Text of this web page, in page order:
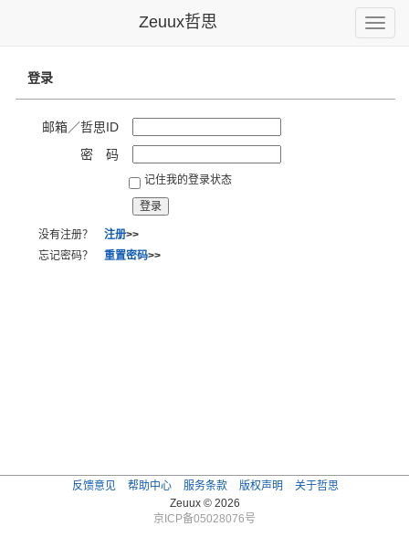
Toggle
Zeuux哲思
登录
邮箱／哲思ID
密 码
记住我的登录状态
没有注册？ 注册>>
忘记密码？ 重置密码>>
反馈意见 帮助中心 服务条款 版权声明
关于哲思
Zeuux © 2026
京ICP备05028076号